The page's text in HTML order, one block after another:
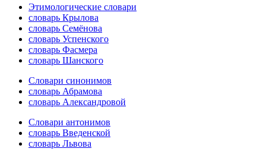
Этимологические словари
словарь Крылова
словарь Семёнова
словарь Успенского
словарь Фасмера
словарь Шанского
Словари синонимов
словарь Абрамова
словарь Александровой
Словари антонимов
словарь Введенской
словарь Львова